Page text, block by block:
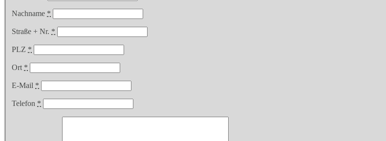
Nachname *
Straße + Nr. *
PLZ *
Ort *
E-Mail *
Telefon *